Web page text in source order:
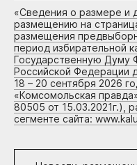
«Сведения о размере и
размещению на
размещения
период избирательной
Государственную Думу
Российской Федерации
18 – 20 сентября 2026
«Комсомольская
80505 от 15.03.2021г.),
сегменте сайта: